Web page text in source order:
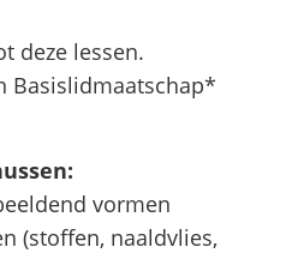
deze lessen.
Basislidmaatschap*
vormen
(stoffen, naaldvlies,